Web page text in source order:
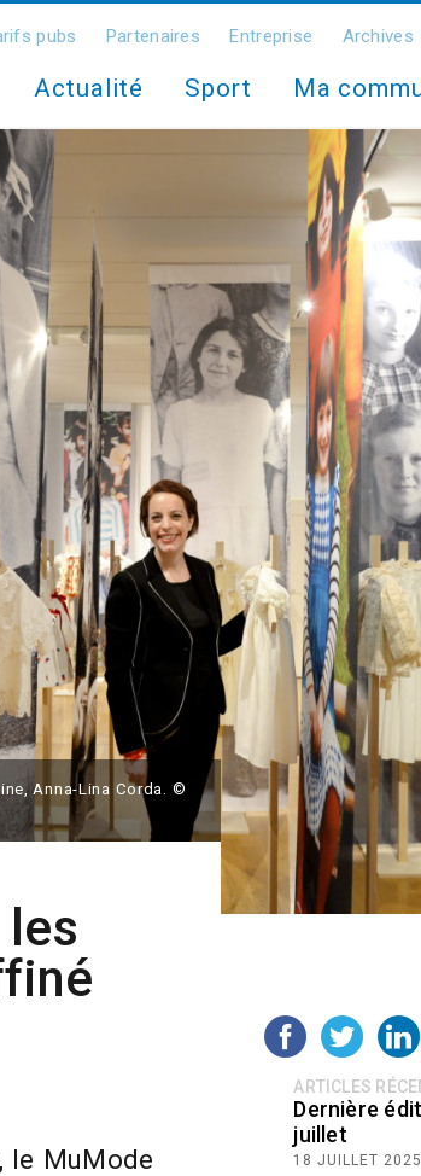
pubs Partenaires Entreprise Archives
Actualité Sport Ma
Anna-Lina Corda. ©
le MuMode
ARTICLES
Dernière
juillet
18 JUILLET